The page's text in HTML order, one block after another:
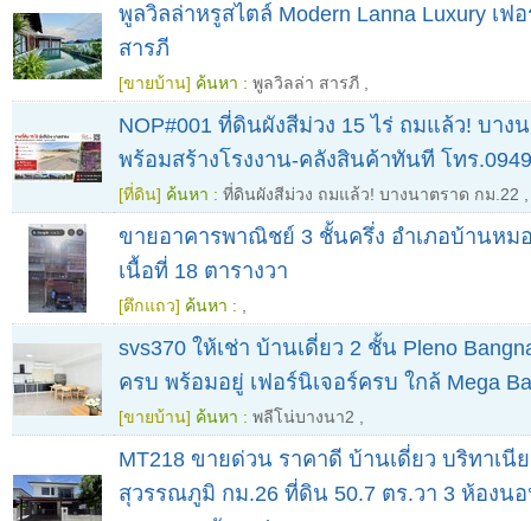
พูลวิลล่าหรูสไตล์ Modern Lanna Luxury เฟ
สารภี
[ขายบ้าน] ค้นหา : พูลวิลล่า สารภี
NOP#001 ที่ดินผังสีม่วง 15 ไร่ ถมแล้ว! บาง
พร้อมสร้างโรงงาน-คลังสินค้าทันที โทร
[ที่ดิน] ค้นหา : ที่ดินผังสีม่วง ถมแล้ว! บางนาตราด กม.22
ขายอาคารพาณิชย์ 3 ชั้นครึ่ง อำเภอบ้านหม
เนื้อที่ 18 ตารางวา
[ตึกแถว] ค้นหา :
svs370 ให้เช่า บ้านเดี่ยว 2 ชั้น Pleno
ครบ พร้อมอยู่ เฟอร์นิเจอร์ครบ ใกล้ Mega
[ขายบ้าน] ค้นหา : พลีโน่บางนา2
MT218 ขายด่วน ราคาดี บ้านเดี่ยว บริทาเนี
สุวรรณภูมิ กม.26 ที่ดิน 50.7 ตร.วา 3 ห้องน